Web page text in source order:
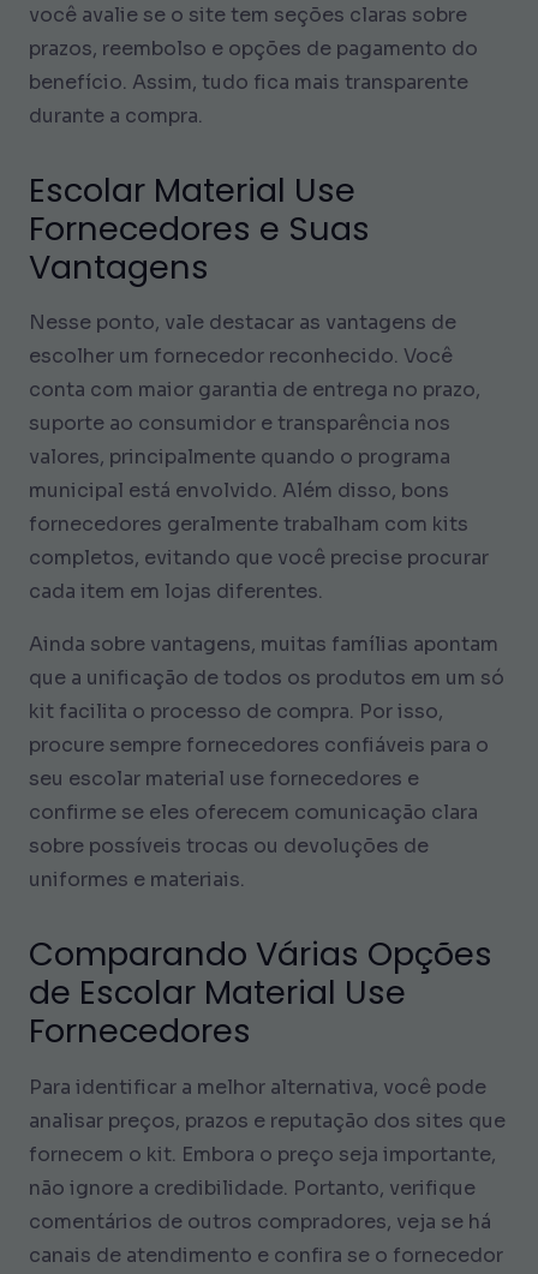
você avalie se o site tem seções claras sobre
prazos, reembolso e opções de pagamento do
benefício. Assim, tudo fica mais transparente
durante a compra.
Escolar Material Use
Fornecedores e Suas
Vantagens
Nesse ponto, vale destacar as vantagens de
escolher um fornecedor reconhecido. Você
conta com maior garantia de entrega no prazo,
suporte ao consumidor e transparência nos
valores, principalmente quando o programa
municipal está envolvido. Além disso, bons
fornecedores geralmente trabalham com kits
completos, evitando que você precise procurar
cada item em lojas diferentes.
Ainda sobre vantagens, muitas famílias apontam
que a unificação de todos os produtos em um só
kit facilita o processo de compra. Por isso,
procure sempre fornecedores confiáveis para o
seu escolar material use fornecedores e
confirme se eles oferecem comunicação clara
sobre possíveis trocas ou devoluções de
uniformes e materiais.
Comparando Várias Opções
de Escolar Material Use
Fornecedores
Para identificar a melhor alternativa, você pode
analisar preços, prazos e reputação dos sites que
fornecem o kit. Embora o preço seja importante,
não ignore a credibilidade. Portanto, verifique
comentários de outros compradores, veja se há
canais de atendimento e confira se o fornecedor